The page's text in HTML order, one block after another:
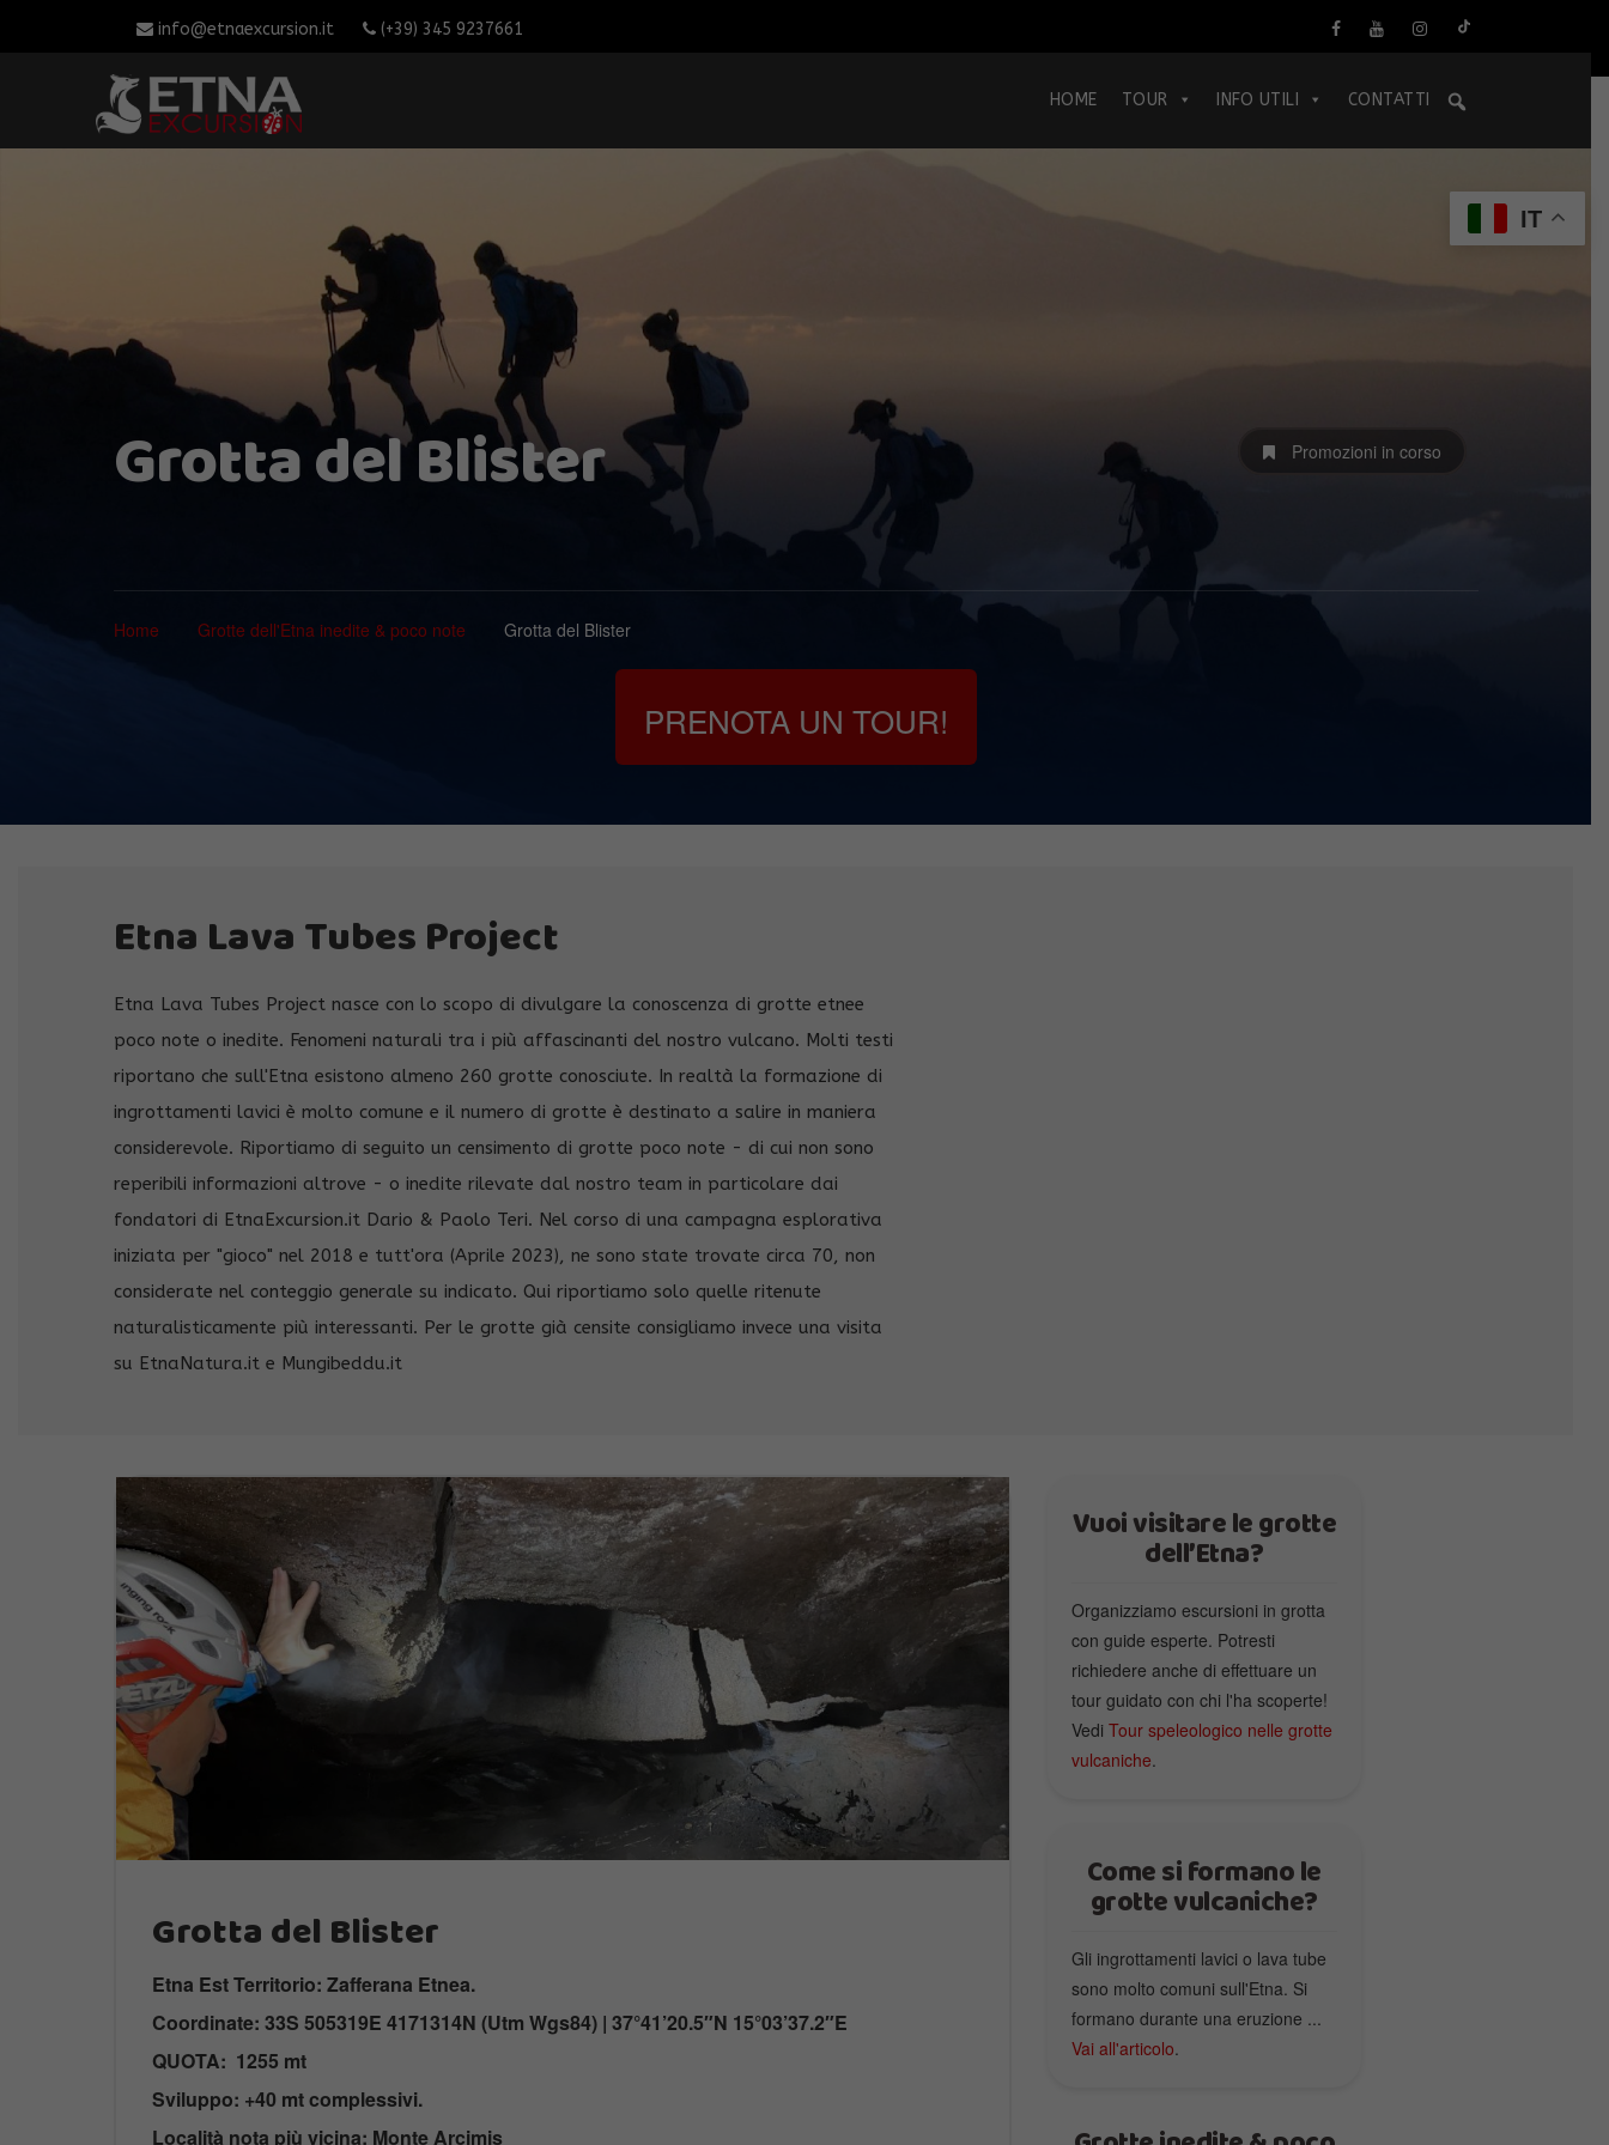
info@etnaexcursion.it (+39) 345 9237661
HOME TOUR INFO UTILI CONTATTI
Grotta del Blister Promozioni in corso
Home Grotte dell'Etna inedite & poco note Grotta del Blister
PRENOTA UN TOUR!
Etna Lava Tubes Project
Etna Lava Tubes Project nasce con lo scopo di divulgare la conoscenza di grotte etnee
poco note o inedite. Fenomeni naturali tra i più affascinanti del nostro vulcano. Molti testi
riportano che sull'Etna esistono almeno 260 grotte conosciute. In realtà la formazione di
ingrottamenti lavici è molto comune e il numero di grotte è destinato a salire in maniera
considerevole. Riportiamo di seguito un censimento di grotte poco note - di cui non sono
reperibili informazioni altrove - o inedite rilevate dal nostro team in particolare dai
fondatori di EtnaExcursion.it Dario & Paolo Teri. Nel corso di una campagna esplorativa
iniziata per "gioco" nel 2018 e tutt'ora (Aprile 2023), ne sono state trovate circa 70, non
considerate nel conteggio generale su indicato. Qui riportiamo solo quelle ritenute
naturalisticamente più interessanti. Per le grotte già censite consigliamo invece una visita
su EtnaNatura.it e Mungibeddu.it
Grotta del Blister
Etna Est Territorio: Zafferana Etnea.
Coordinate: 33S 505319E 4171314N (Utm Wgs84) | 37°41’20.5″N 15°03’37.2″E
QUOTA: 1255 mt
Sviluppo: +40 mt complessivi.
Località nota più vicina: Monte Arcimis
Vuoi visitare le grotte
dell’Etna?
Organizziamo escursioni in grotta
con guide esperte. Potresti
richiedere anche di effettuare un
tour guidato con chi l'ha scoperte!
Vedi Tour speleologico nelle grotte
vulcaniche.
Come si formano le
grotte vulcaniche?
Gli ingrottamenti lavici o lava tube
sono molto comuni sull'Etna. Si
formano durante una eruzione ...
Vai all'articolo.
IT